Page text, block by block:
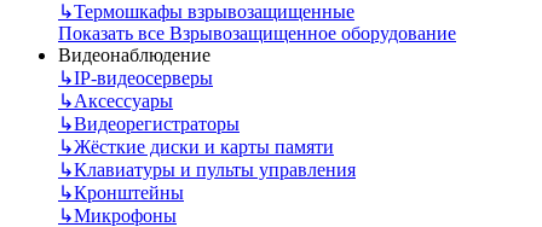
↳Термошкафы взрывозащищенные
Показать все Взрывозащищенное оборудование
Видеонаблюдение
↳IP-видеосерверы
↳Аксессуары
↳Видеорегистраторы
↳Жёсткие диски и карты памяти
↳Клавиатуры и пульты управления
↳Кронштейны
↳Микрофоны